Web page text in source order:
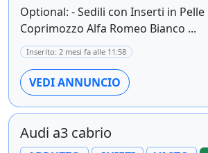
Optional: - Sedili con Inserti in Pelle
Coprimozzo Alfa Romeo Bianco ...
Inserito: 2 mesi fa alle 11:58
VEDI ANNUNCIO
Audi a3 cabrio